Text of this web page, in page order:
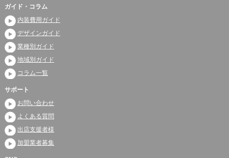
ガイド・コラム
内装費用ガイド
デザインガイド
業種別ガイド
地域別ガイド
コラム一覧
サポート
お問い合わせ
よくある質問
出店支援者様
加盟業者募集